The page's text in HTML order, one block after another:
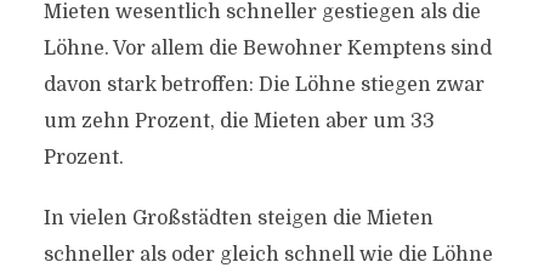
Mieten wesentlich schneller gestiegen als die
Löhne. Vor allem die Bewohner Kemptens sind
davon stark betroffen: Die Löhne stiegen zwar
um zehn Prozent, die Mieten aber um 33
Prozent.
In vielen Großstädten steigen die Mieten
schneller als oder gleich schnell wie die Löhne